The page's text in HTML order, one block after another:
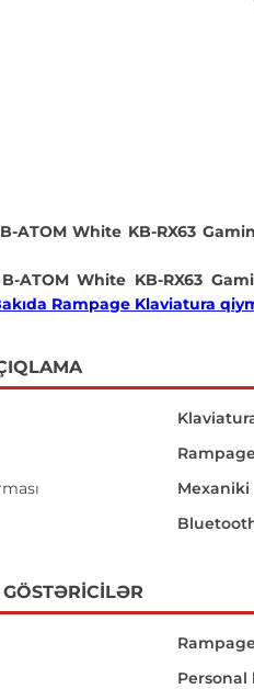
ATOM White KB-RX63
ATOM White KB-RX63
Rampage Klaviatura
Mexaniki